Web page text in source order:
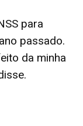
para
passado.
da minha